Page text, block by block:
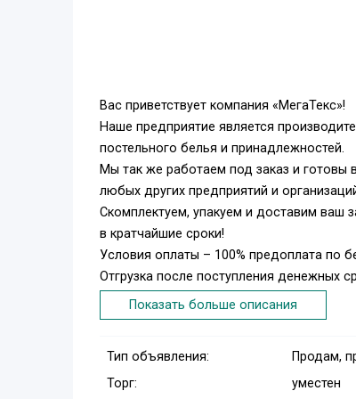
Вас приветствует компания «МегаТекс»!
Наше предприятие является
постельного белья и принадлежностей.
Мы так же работаем под заказ и готовы
любых других предприятий и
Скомплектуем, упакуем и доставим ваш
в кратчайшие сроки!
Условия оплаты – 100% предоплата по
Отгрузка после поступления денежных
погрузки-разгрузки.
Мы поможем найти для Вас наиболее
Все товары сертифицированы.
Мы ориентируемся на максимальное
Показать больше описания
Тип объявления:
Продам,
Торг:
уместен